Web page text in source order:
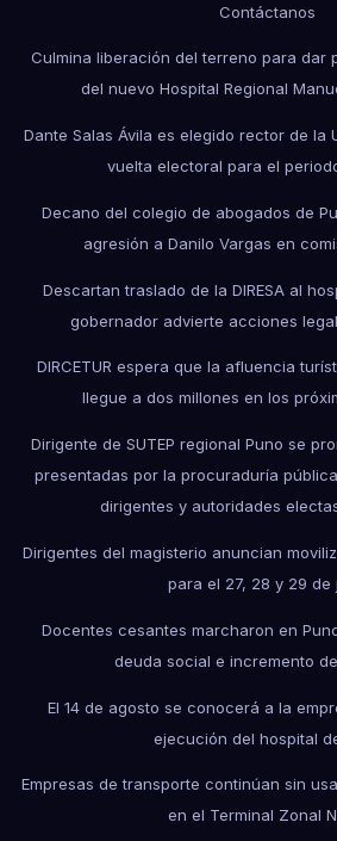
Contáctanos
Culmina liberación del terreno para dar
del nuevo Hospital Regional
Dante Salas Ávila es elegido rector de la
vuelta electoral para el
Decano del colegio de abogados de
agresión a Danilo Vargas en
Descartan traslado de la DIRESA al
gobernador advierte acciones
DIRCETUR espera que la afluencia
llegue a dos millones en los
Dirigente de SUTEP regional Puno se
presentadas por la procuraduría
dirigentes y autoridades
Dirigentes del magisterio anuncian
para el 27, 28 y 29 de
Docentes cesantes marcharon en
deuda social e incremento
El 14 de agosto se conocerá a la
ejecución del hospital
Empresas de transporte continúan sin
en el Terminal Zonal